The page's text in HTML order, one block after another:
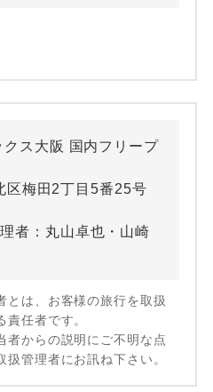
ス大阪 国内フリープ
梅田2丁目5番25号
者：丸山卓也・山崎
は、お客様の旅行を取扱
任者です。
者からの説明にご不明な点
管理者にお訊ね下さい。